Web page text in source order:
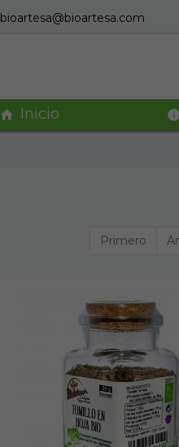
bioartesa@bioartesa.com
Inicio
Primero